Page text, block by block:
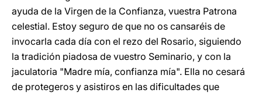
ayuda de la Virgen de la Confianza, vuestra Patrona
celestial. Estoy seguro de que no os cansaréis de
invocarla cada día con el rezo del Rosario, siguiendo
la tradición piadosa de vuestro Seminario, y con la
jaculatoria "Madre mía, confianza mía". Ella no cesará
de protegeros y asistiros en las dificultades que